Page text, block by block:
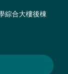
綜合大樓後棟